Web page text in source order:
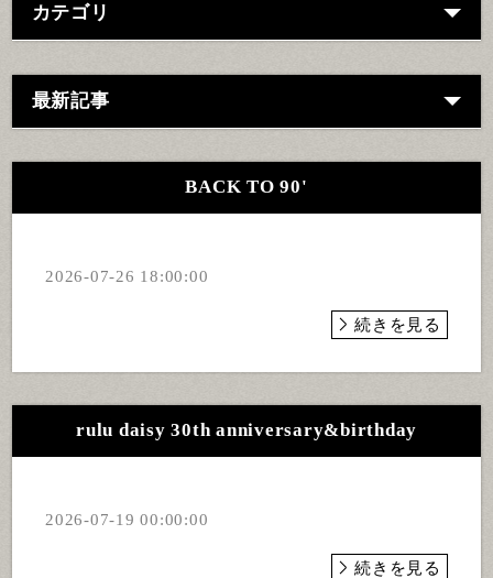
カテゴリ
最新記事
BACK TO 90'
2026-07-26 18:00:00
続きを見る
rulu daisy 30th anniversary&birthday
2026-07-19 00:00:00
続きを見る